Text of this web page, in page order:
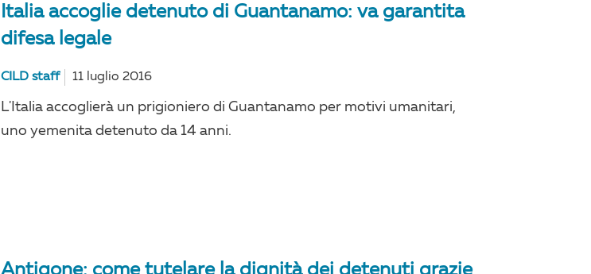
Italia accoglie detenuto di Guantanamo: va garantita
difesa legale
CILD staff 11 luglio 2016
L'Italia accoglierà un prigioniero di Guantanamo per motivi umanitari,
uno yemenita detenuto da 14 anni.